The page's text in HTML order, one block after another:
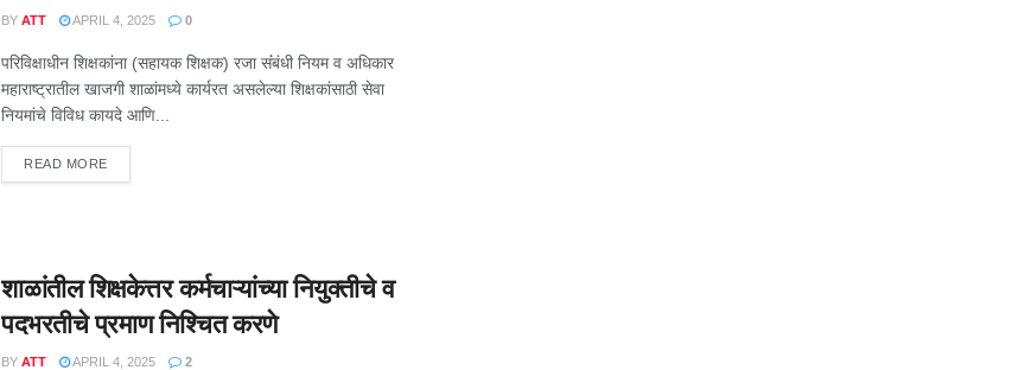
BY ATT APRIL 4, 2025 0
परिविक्षाधीन शिक्षकांना (सहायक शिक्षक) रजा संंबंधी नियम व अधिकार
महाराष्ट्रातील खाजगी शाळांमध्ये कार्यरत असलेल्या शिक्षकांसाठी सेवा
नियमांचे विविध कायदे आणि...
READ MOREDETAILS
शाळांतील शिक्षकेत्तर कर्मचाऱ्यांच्या नियुक्तीचे व
पदभरतीचे प्रमाण निश्चित करणे
BY ATT APRIL 4, 2025 2